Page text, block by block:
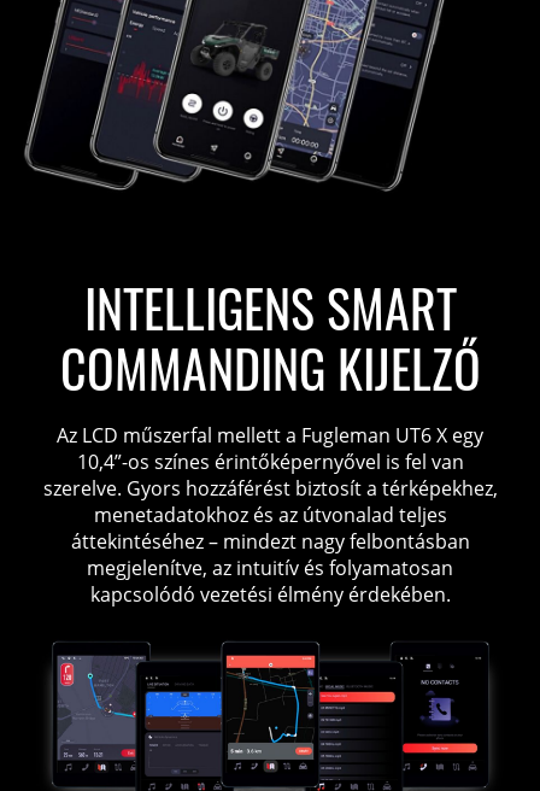
INTELLIGENS SMART
COMMANDING KIJELZŐ
Az LCD műszerfal mellett a Fugleman UT6 X egy
10,4”-os színes érintőképernyővel is fel van
szerelve. Gyors hozzáférést biztosít a térképekhez,
menetadatokhoz és az útvonalad teljes
áttekintéséhez – mindezt nagy felbontásban
megjelenítve, az intuitív és folyamatosan
kapcsolódó vezetési élmény érdekében.